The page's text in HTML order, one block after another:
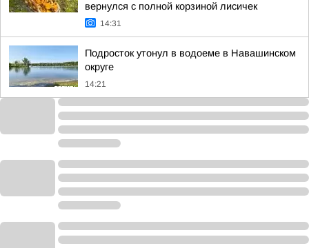
вернулся с полной корзиной лисичек
14:31
Подросток утонул в водоеме в Навашинском
округе
14:21